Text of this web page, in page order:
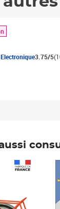
3.75/5
Prix